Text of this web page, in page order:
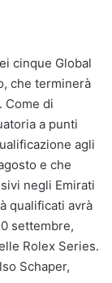
cinque Global
che terminerà
Come di
a punti
agli
e che
negli Emirati
qualificati avrà
settembre,
Rolex Series.
Schaper,